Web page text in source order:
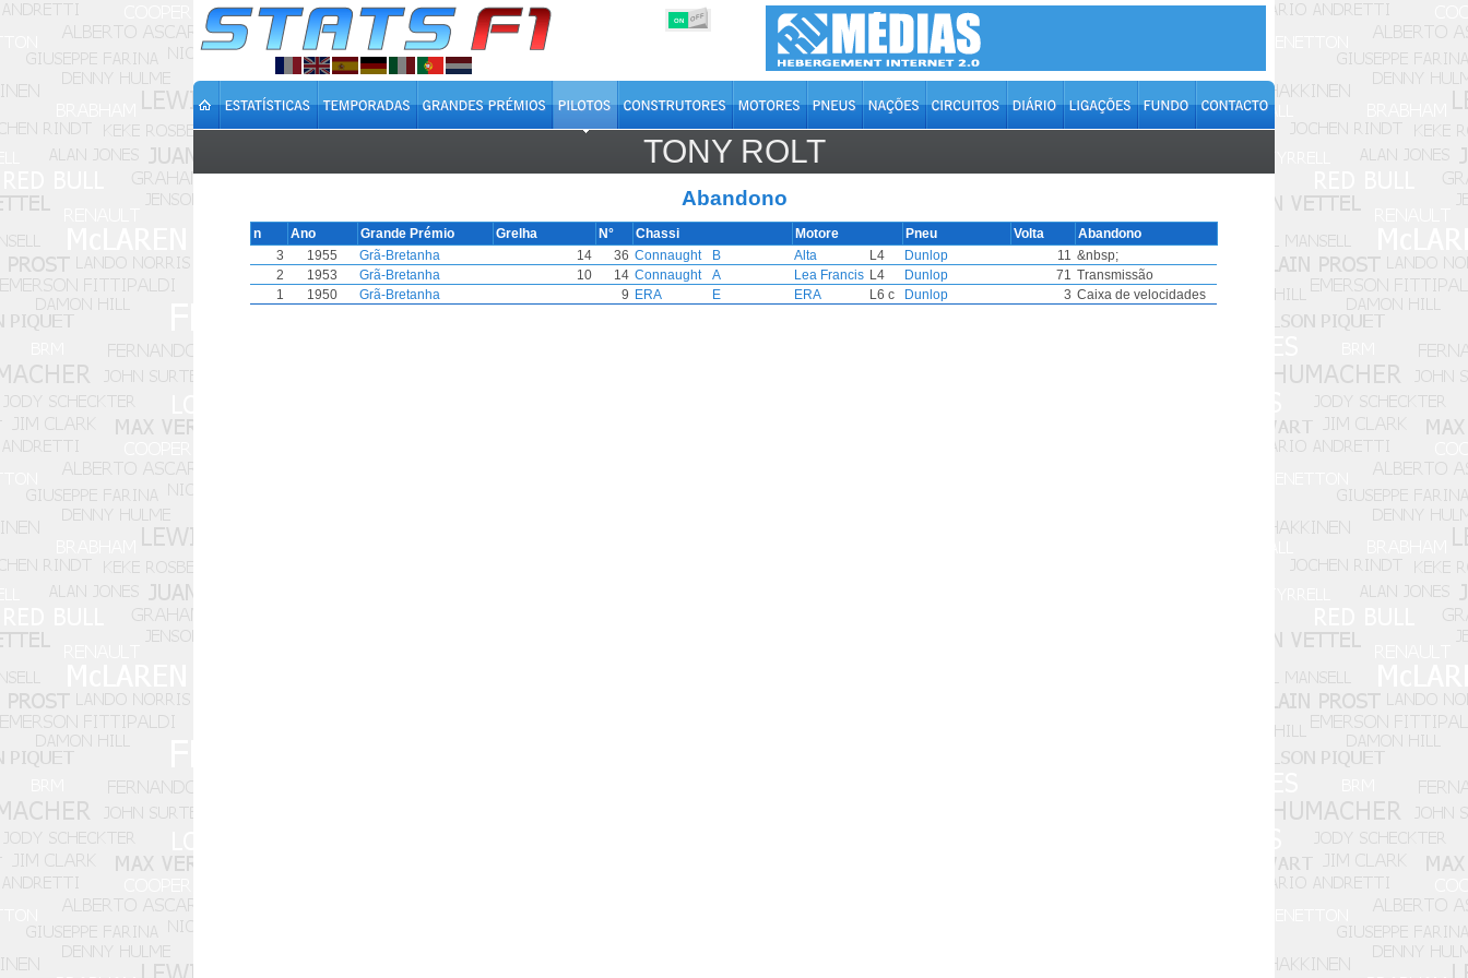
ON OFF
TONY ROLT
Abandono
n Ano Grande Prémio Grelha N° Chassi Motore Pneu Volta
Abandono
3
1955 Grã-Bretanha 14 36 Connaught B Alta L4 Dunlop 11 &nbsp;
2
1953 Grã-Bretanha 10 14 Connaught A Lea Francis L4 Dunlop 71 Transmissão
1
1950 Grã-Bretanha 9 ERA E ERA L6 c Dunlop 3 Caixa de velocidades